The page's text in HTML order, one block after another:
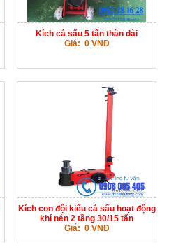
Kích cá sấu 5 tấn thân dài
Giá: 0 VNĐ
Kích con đội kiểu cá sấu hoạt động
khí nén 2 tầng 30/15 tấn
Giá: 0 VNĐ